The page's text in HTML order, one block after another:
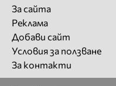
За сайта
Реклама
Добави сайт
Условия за ползване
За контакти